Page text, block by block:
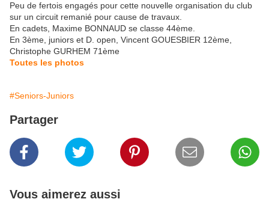
Peu de fertois engagés pour cette nouvelle organisation du club
sur un circuit remanié pour cause de travaux.
En cadets, Maxime BONNAUD se classe 44ème.
En 3ème, juniors et D. open, Vincent GOUESBIER 12ème,
Christophe GURHEM 71ème
Toutes les photos
#Seniors-Juniors
Partager
Vous aimerez aussi